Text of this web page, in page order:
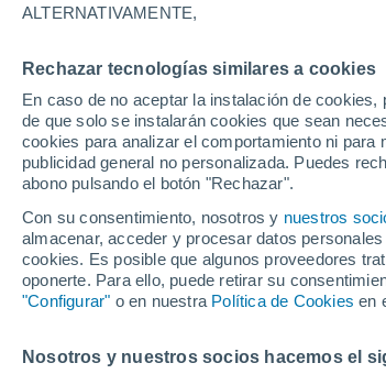
ALTERNATIVAMENTE,
Rechazar tecnologías similares a cookies
En caso de no aceptar la instalación de
de que solo se instalarán cookies que sean
cookies para analizar el comportamiento ni
publicidad general no personalizada. Puedes
abono pulsando el botón "Rechazar".
Con su consentimiento, nosotros y nuestros
almacenar, acceder y procesar datos
cookies. Es posible que algunos proveedores
oponerte. Para ello, puede retirar su
"Configurar" o en nuestra Política de Cookies en
Nosotros y nuestros socios hacemos el
Cabo Roig
Cala d'Or
Calandari
Callosa d'En Sarrià
Callosa de Segura
Calpe